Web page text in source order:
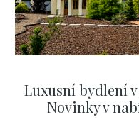
Luxusní bydlení v
Novinky v